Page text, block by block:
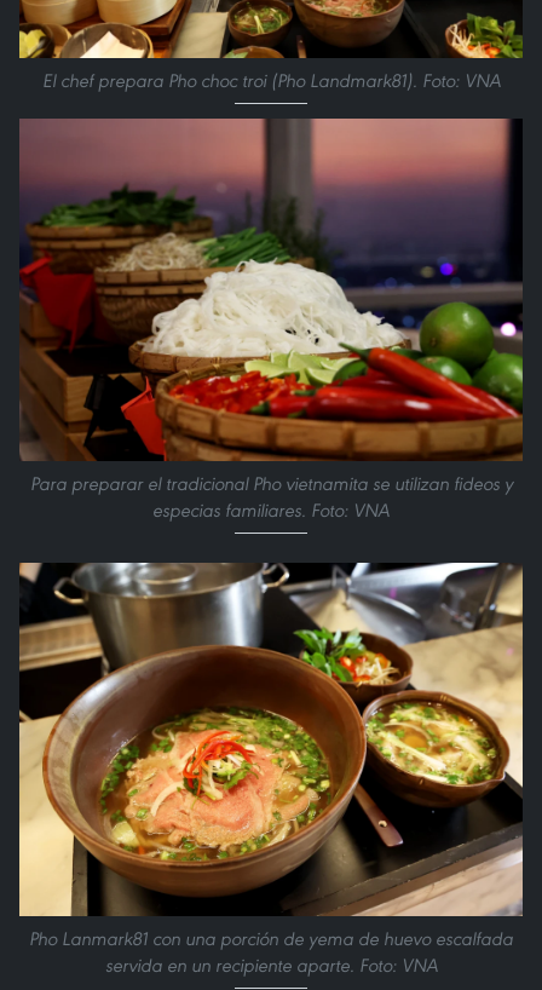
El chef prepara Pho choc troi (Pho Landmark81). Foto: VNA
Para preparar el tradicional Pho vietnamita se utilizan fideos y
especias familiares. Foto: VNA
Pho Lanmark81 con una porción de yema de huevo escalfada
servida en un recipiente aparte. Foto: VNA